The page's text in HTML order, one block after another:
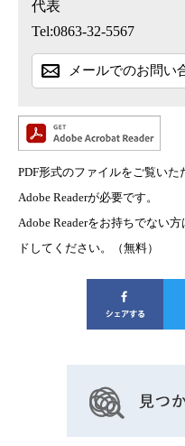
代表
Tel:0863-32-5567
メールでのお問い
PDF形式のファイルをご覧い
Adobe Readerが必要です。
Adobe Readerをお持ちでない
ドしてください。（無料）